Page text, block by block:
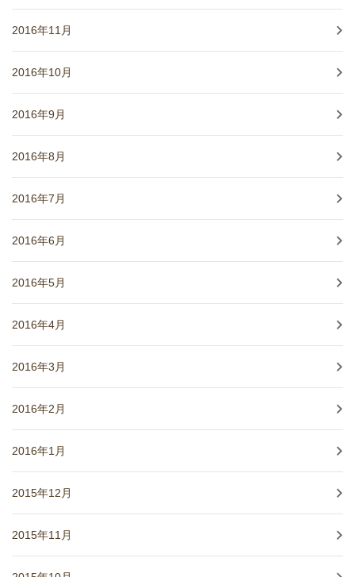
2016年11月
2016年10月
2016年9月
2016年8月
2016年7月
2016年6月
2016年5月
2016年4月
2016年3月
2016年2月
2016年1月
2015年12月
2015年11月